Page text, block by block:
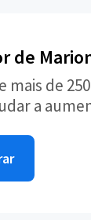
de
mais de
a